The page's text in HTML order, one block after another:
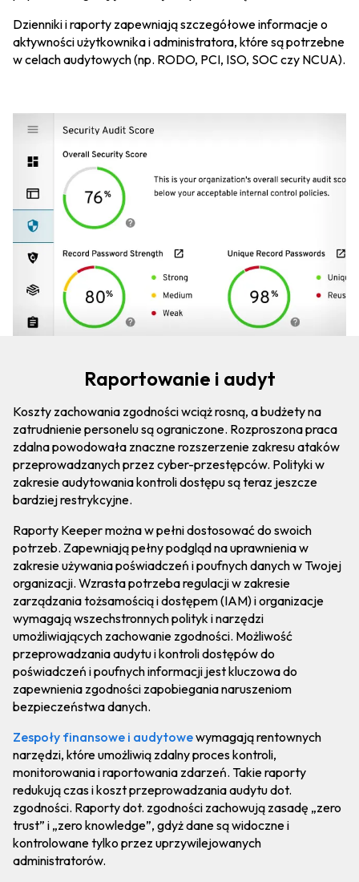
Dzienniki i raporty zapewniają szczegółowe informacje o
aktywności użytkownika i administratora, które są potrzebne
w celach audytowych (np. RODO, PCI, ISO, SOC czy NCUA).
Raportowanie i audyt
Koszty zachowania zgodności wciąż rosną, a budżety na
zatrudnienie personelu są ograniczone. Rozproszona praca
zdalna powodowała znaczne rozszerzenie zakresu ataków
przeprowadzanych przez cyber-przestępców. Polityki w
zakresie audytowania kontroli dostępu są teraz jeszcze
bardziej restrykcyjne.
Raporty Keeper można w pełni dostosować do swoich
potrzeb. Zapewniają pełny podgląd na uprawnienia w
zakresie używania poświadczeń i poufnych danych w Twojej
organizacji. Wzrasta potrzeba regulacji w zakresie
zarządzania tożsamością i dostępem (IAM) i organizacje
wymagają wszechstronnych polityk i narzędzi
umożliwiających zachowanie zgodności. Możliwość
przeprowadzania audytu i kontroli dostępów do
poświadczeń i poufnych informacji jest kluczowa do
zapewnienia zgodności zapobiegania naruszeniom
bezpieczeństwa danych.
Zespoły finansowe i audytowewymagają rentownych
narzędzi, które umożliwią zdalny proces kontroli,
monitorowania i raportowania zdarzeń. Takie raporty
redukują czas i koszt przeprowadzania audytu dot.
zgodności. Raporty dot. zgodności zachowują zasadę „zero
trust” i „zero knowledge”, gdyż dane są widoczne i
kontrolowane tylko przez uprzywilejowanych
administratorów.